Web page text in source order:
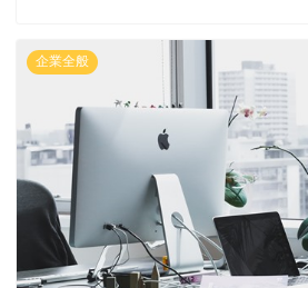
企業全般